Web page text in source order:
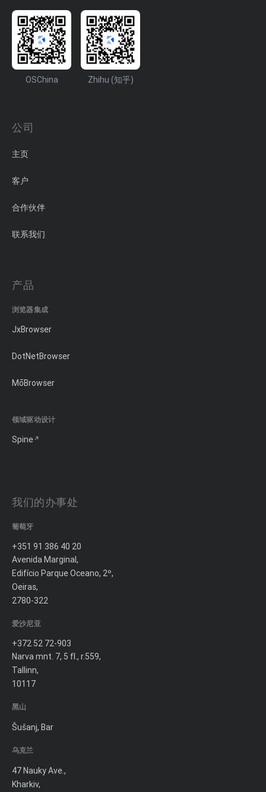
OSChina Zhihu (知乎)
公司
主页
客户
合作伙伴
联系我们
产品
浏览器集成
JxBrowser
DotNetBrowser
MōBrowser
领域驱动设计
Spine
我们的办事处
葡萄牙
+351 91 386 40 20
Avenida Marginal,
Edifício Parque Oceano, 2º,
Oeiras,
2780-322
爱沙尼亚
+372 52 72-903
Narva mnt. 7, 5 fl., r.559,
Tallinn,
10117
黑山
Šušanj, Bar
乌克兰
47 Nauky Ave.,
Kharkiv,